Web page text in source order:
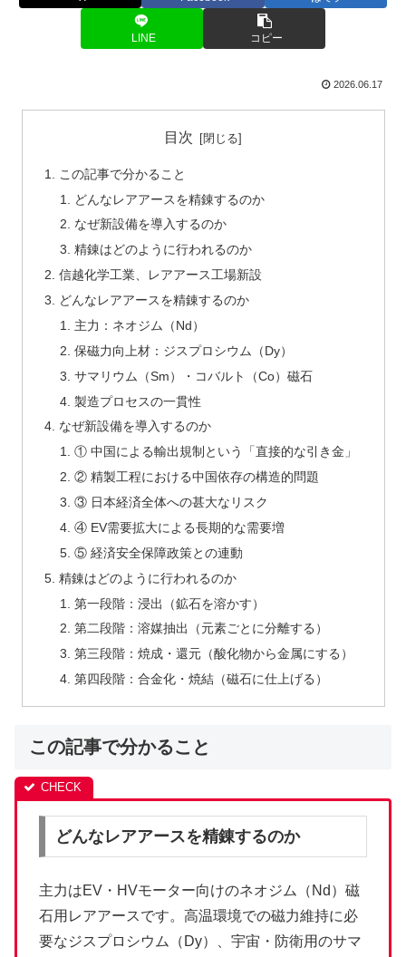
LINE コピー
2026.06.17
目次
この記事で分かること
どんなレアアースを精錬するのか
なぜ新設備を導入するのか
精錬はどのように行われるのか
信越化学工業、レアアース工場新設
どんなレアアースを精錬するのか
主力：ネオジム（Nd）
保磁力向上材：ジスプロシウム（Dy）
サマリウム（Sm）・コバルト（Co）磁石
製造プロセスの一貫性
なぜ新設備を導入するのか
① 中国による輸出規制という「直接的な引き金」
② 精製工程における中国依存の構造的問題
③ 日本経済全体への甚大なリスク
④ EV需要拡大による長期的な需要増
⑤ 経済安全保障政策との連動
精錬はどのように行われるのか
第一段階：浸出（鉱石を溶かす）
第二段階：溶媒抽出（元素ごとに分離する）
第三段階：焼成・還元（酸化物から金属にする）
第四段階：合金化・焼結（磁石に仕上げる）
この記事で分かること
どんなレアアースを精錬するのか
主力はEV・HVモーター向けのネオジム（Nd）磁
石用レアアースです。高温環境での磁力維持に必
要なジスプロシウム（Dy）、宇宙・防衛用のサマ